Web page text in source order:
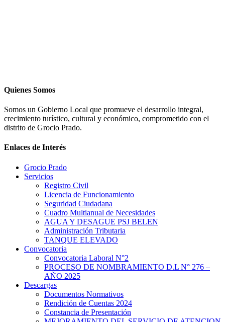
Quienes Somos
Somos un Gobierno Local que promueve el desarrollo integral,
crecimiento turístico, cultural y económico, comprometido con el
distrito de Grocio Prado.
Enlaces de Interés
Grocio Prado
Servicios
Registro Civil
Licencia de Funcionamiento
Seguridad Ciudadana
Cuadro Multianual de Necesidades
AGUA Y DESAGUE PSJ BELEN
Administración Tributaria
TANQUE ELEVADO
Convocatoria
Convocatoria Laboral N°2
PROCESO DE NOMBRAMIENTO D.L N° 276 –
AÑO 2025
Descargas
Documentos Normativos
Rendición de Cuentas 2024
Constancia de Presentación